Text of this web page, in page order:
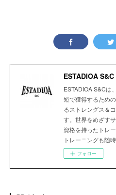
ESTADIOA S&Cは
短で獲得するため
るストレングス＆
す。世界をめざす
資格を持ったトレ
トレーニングも随
フォロー